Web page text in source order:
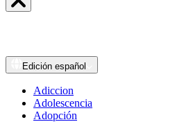
Edición español
Adiccion
Adolescencia
Adopción